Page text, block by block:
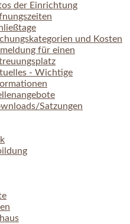
der Einrichtung
und Kosten
für einen
- Wichtige
Satzungen